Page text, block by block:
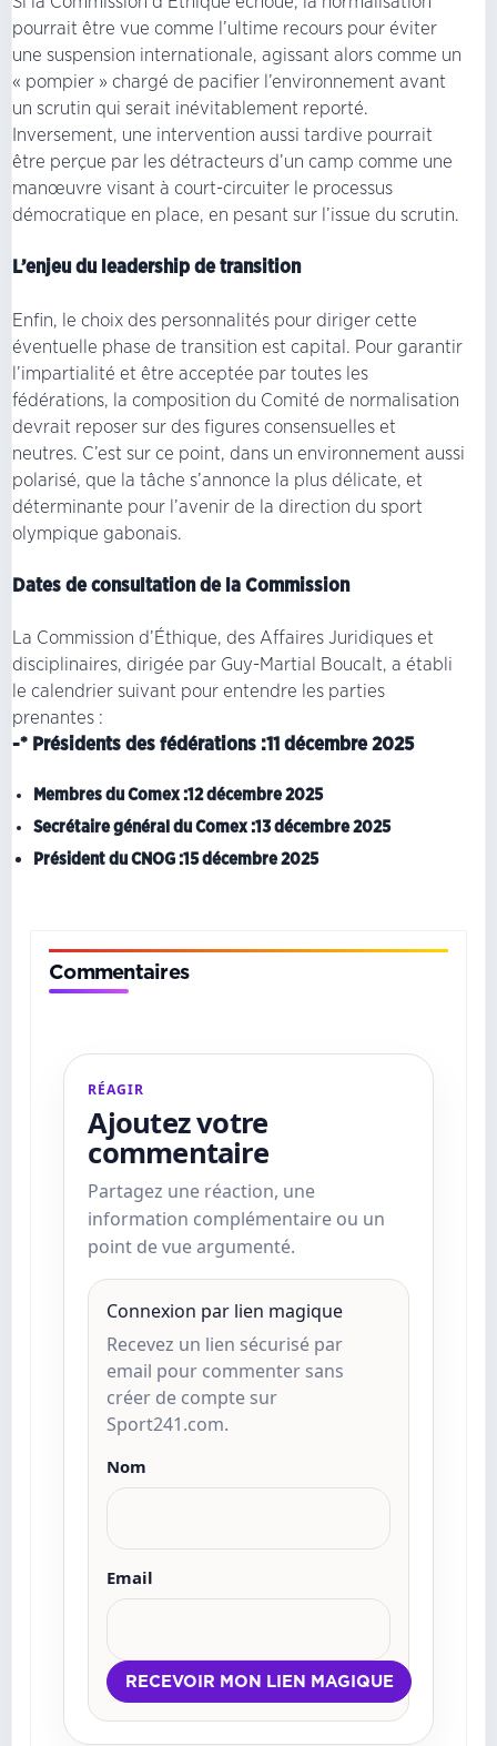
pourrait être vue comme l’ultime recours pour éviter
une suspension internationale, agissant alors comme un
« pompier » chargé de pacifier l’environnement avant
un scrutin qui serait inévitablement reporté.
Inversement, une intervention aussi tardive pourrait
être perçue par les détracteurs d’un camp comme une
manœuvre visant à court-circuiter le processus
démocratique en place, en pesant sur l’issue du scrutin.
L’enjeu du leadership de transition
Enfin, le choix des personnalités pour diriger cette
éventuelle phase de transition est capital. Pour garantir
l’impartialité et être acceptée par toutes les
fédérations, la composition du Comité de normalisation
devrait reposer sur des figures consensuelles et
neutres. C’est sur ce point, dans un environnement aussi
polarisé, que la tâche s’annonce la plus délicate, et
déterminante pour l’avenir de la direction du sport
olympique gabonais.
Dates de consultation de la Commission
La Commission d’Éthique, des Affaires Juridiques et
disciplinaires, dirigée par Guy-Martial Boucalt, a établi
le calendrier suivant pour entendre les parties
prenantes :
-* Présidents des fédérations :11 décembre 2025
Membres du Comex :12 décembre 2025
Secrétaire général du Comex :13 décembre 2025
Président du CNOG :15 décembre 2025
Commentaires
RÉAGIR
Ajoutez votre
commentaire
Partagez une réaction, une
information complémentaire ou un
point de vue argumenté.
Connexion par lien magique
Recevez un lien sécurisé par
email pour commenter sans
créer de compte sur
Sport241.com.
Nom
Email